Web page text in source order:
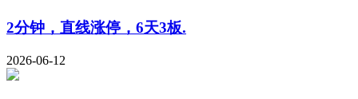
2分钟，直线涨停，6天3板.
2026-06-12